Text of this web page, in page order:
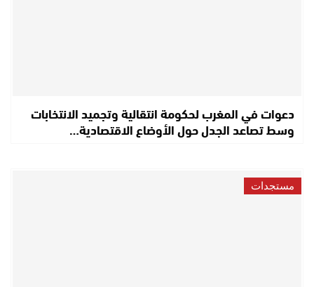
دعوات في المغرب لحكومة انتقالية وتجميد الانتخابات
وسط تصاعد الجدل حول الأوضاع الاقتصادية…
مستجدات